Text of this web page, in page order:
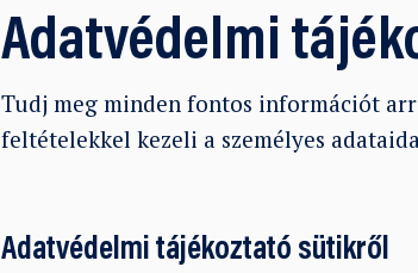
Adatvédelmi
Tudj meg minden fontos információt
feltételekkel kezeli a személyes
Adatvédelmi tájékoztató sütikről